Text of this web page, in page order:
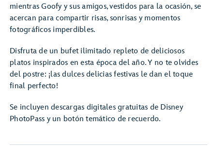
mientras Goofy y sus amigos, vestidos para la ocasión, se
acercan para compartir risas, sonrisas y momentos
fotográficos imperdibles.
Disfruta de un bufet ilimitado repleto de deliciosos
platos inspirados en esta época del año. Y no te olvides
del postre: ¡las dulces delicias festivas le dan el toque
final perfecto!
Se incluyen descargas digitales gratuitas de Disney
PhotoPass y un botón temático de recuerdo.